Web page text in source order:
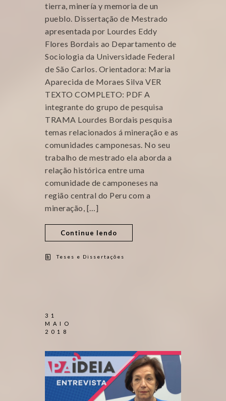
tierra, minería y memoria de un
pueblo. Dissertação de Mestrado
apresentada por Lourdes Eddy
Flores Bordais ao Departamento de
Sociologia da Universidade Federal
de São Carlos. Orientadora: Maria
Aparecida de Moraes Silva VER
TEXTO COMPLETO: PDF A
integrante do grupo de pesquisa
TRAMA Lourdes Bordais pesquisa
temas relacionados á mineração e as
comunidades camponesas. No seu
trabalho de mestrado ela aborda a
relação histórica entre uma
comunidade de camponeses na
região central do Peru com a
mineração, […]
Continue lendo
Teses e Dissertações
31
MAIO
2018